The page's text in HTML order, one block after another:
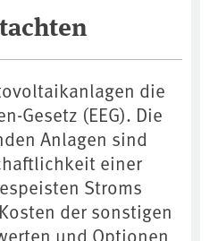
die
Gesetz (EEG). Die
Anlagen sind
einer
Stroms
der sonstigen
und Optionen